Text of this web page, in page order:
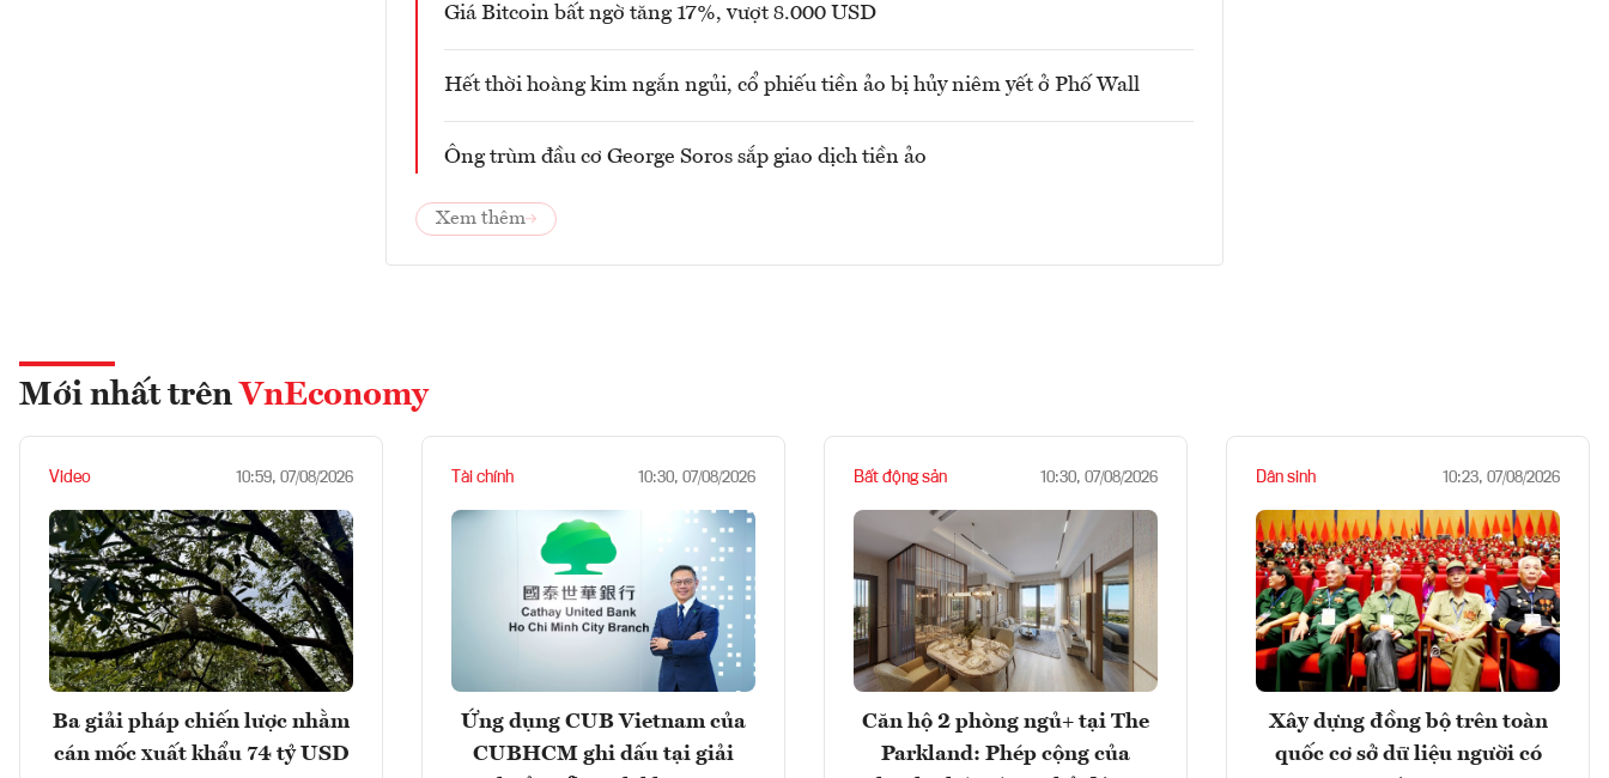
Giá Bitcoin bất ngờ tăng 17%, vượt 8.000 USD
Hết thời hoàng kim ngắn ngủi, cổ phiếu tiền ảo bị hủy niêm yết ở Phố Wall
Ông trùm đầu cơ George Soros sắp giao dịch tiền ảo
Xem thêm
Mới nhất trên VnEconomy
Video 10:59, 07/08/2026
Ba giải pháp chiến lược nhằm
cán mốc xuất khẩu 74 tỷ USD
Tài chính 10:30, 07/08/2026
Ứng dụng CUB Vietnam của
CUBHCM ghi dấu tại giải
Bất động sản 10:30, 07/08/2026
Căn hộ 2 phòng ngủ+ tại The
Parkland: Phép cộng của
Dân sinh 10:23, 07/08/2026
Xây dựng đồng bộ trên toàn
quốc cơ sở dữ liệu người có